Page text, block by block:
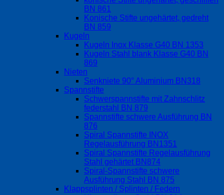
BN 861
Konische Stifte ungehärtet, gedreht
BN 859
Kugeln
Kugeln Inox Klasse G40 BN 1353
Kugeln Stahl blank Klasse G40 BN
869
Nieten
Senkniete 90° Aluminium BN318
Spannstifte
Schwerspannstifte mit Zahnschlitz
federstahl BN 879
Spannstifte schwere Ausführung BN
876
Spiral Spannstifte INOX
Regelausführung BN1351
Spiral Spannstifte Regelausführung
Stahl gehärtet BN874
Spiral-Spannstifte schwere
Ausführung Stahl BN 875
Klappsplinten / Splinten / Federn